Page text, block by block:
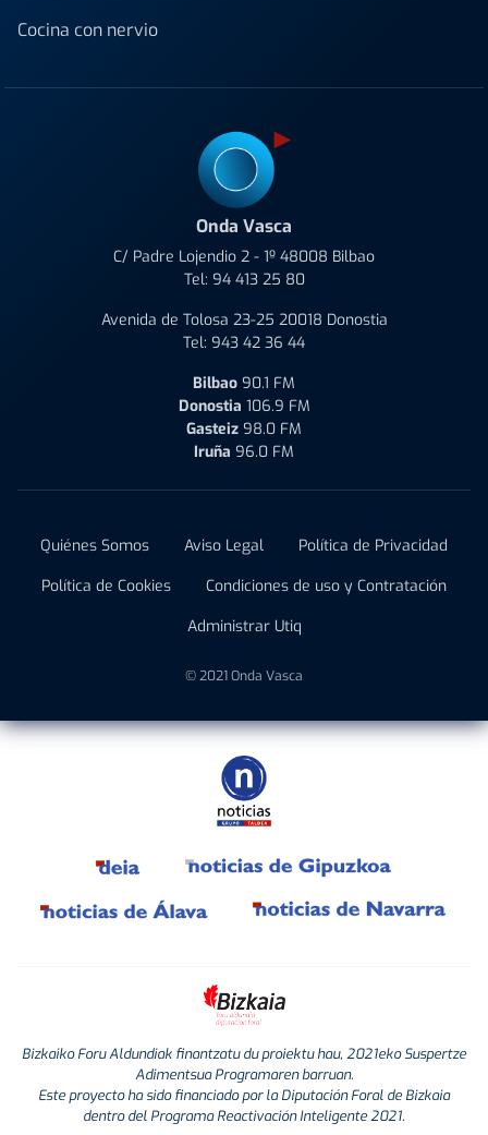
Cocina con nervio
Onda Vasca
C/ Padre Lojendio 2 - 1º 48008 Bilbao
Tel: 94 413 25 80
Avenida de Tolosa 23-25 20018 Donostia
Tel: 943 42 36 44
Bilbao 90.1 FM
Donostia 106.9 FM
Gasteiz 98.0 FM
Iruña 96.0 FM
Quiénes Somos Aviso Legal
Política de Privacidad
Política de Cookies
Condiciones de uso y Contratación
Administrar Utiq
© 2021 Onda Vasca
Bizkaiko Foru Aldundiak finantzatu du proiektu hau, 2021eko Suspertze
Adimentsua Programaren barruan.
Este proyecto ha sido financiado por la Diputación Foral de Bizkaia
dentro del Programa Reactivación Inteligente 2021.